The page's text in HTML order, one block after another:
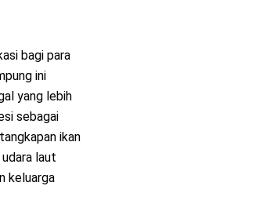
bagi para
ini
yang lebih
sebagai
ikan
laut
keluarga